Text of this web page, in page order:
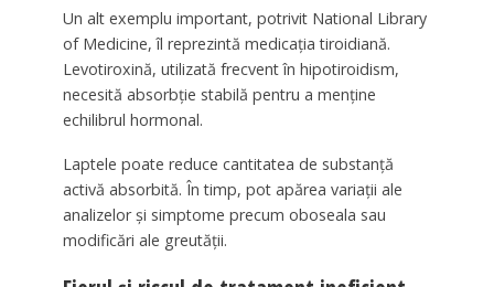
Un alt exemplu important, potrivit National Library
of Medicine, îl reprezintă medicația tiroidiană.
Levotiroxină, utilizată frecvent în hipotiroidism,
necesită absorbție stabilă pentru a menține
echilibrul hormonal.
Laptele poate reduce cantitatea de substanță
activă absorbită. În timp, pot apărea variații ale
analizelor și simptome precum oboseala sau
modificări ale greutății.